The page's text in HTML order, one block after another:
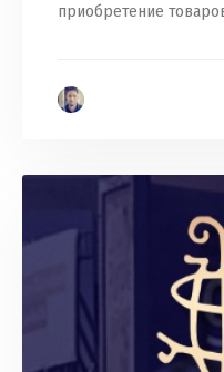
приобретение